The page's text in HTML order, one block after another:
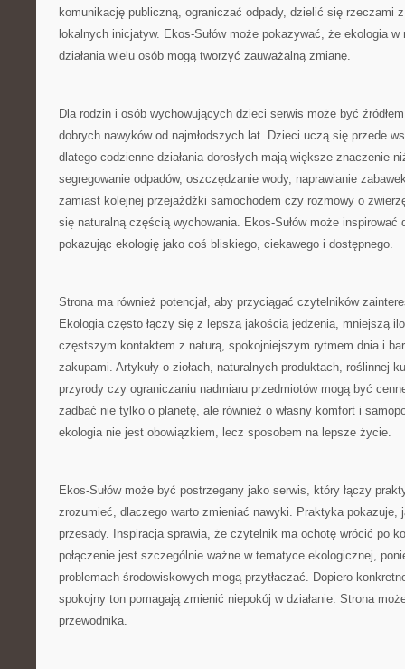
komunikację publiczną, ograniczać odpady, dzielić się rzeczami
lokalnych inicjatyw. Ekos-Sułów może pokazywać, że ekologia
działania wielu osób mogą tworzyć zauważalną zmianę.
Dla rodzin i osób wychowujących dzieci serwis może być
dobrych nawyków od najmłodszych lat. Dzieci uczą się przede
dlatego codzienne działania dorosłych mają większe znaczenie
segregowanie odpadów, oszczędzanie wody, naprawianie
zamiast kolejnej przejażdżki samochodem czy rozmowy o
się naturalną częścią wychowania. Ekos-Sułów może inspirować
pokazując ekologię jako coś bliskiego, ciekawego i dostępnego.
Strona ma również potencjał, aby przyciągać czytelników
Ekologia często łączy się z lepszą jakością jedzenia, mniejszą
częstszym kontaktem z naturą, spokojniejszym rytmem dnia i
zakupami. Artykuły o ziołach, naturalnych produktach, roślinnej
przyrody czy ograniczaniu nadmiaru przedmiotów mogą być
zadbać nie tylko o planetę, ale również o własny komfort i
ekologia nie jest obowiązkiem, lecz sposobem na lepsze życie.
Ekos-Sułów może być postrzegany jako serwis, który łączy
zrozumieć, dlaczego warto zmieniać nawyki. Praktyka pokazuje,
przesady. Inspiracja sprawia, że czytelnik ma ochotę wrócić po
połączenie jest szczególnie ważne w tematyce ekologicznej,
problemach środowiskowych mogą przytłaczać. Dopiero
spokojny ton pomagają zmienić niepokój w działanie. Strona
przewodnika.